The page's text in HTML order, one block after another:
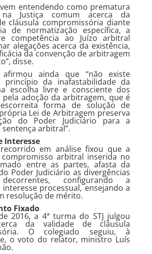
entendendo como prematura
Justiça comum acerca da
cláusula compromissória diante
de normatização específica, a
competência ao Juízo arbitral
alegações acerca da existência,
da convenção de arbitragem
disse.
ainda que “não existe
princípio da inafastabilidade da
escolha livre e consciente dos
adoção da arbitragem, que é
forma de solução de
Lei de Arbitragem preserva
do Poder Judiciário para a
arbitral”.
Interesse
em análise fixou que a
compromisso arbitral inserida no
entre as partes, afasta da
Poder Judiciário as divergências
configurando a
interesse processual, ensejando a
resolução de mérito.
Fixado
2016, a 4ª turma do STJ julgou
da validade de cláusula
O colegiado seguiu, à
o voto do relator, ministro Luís